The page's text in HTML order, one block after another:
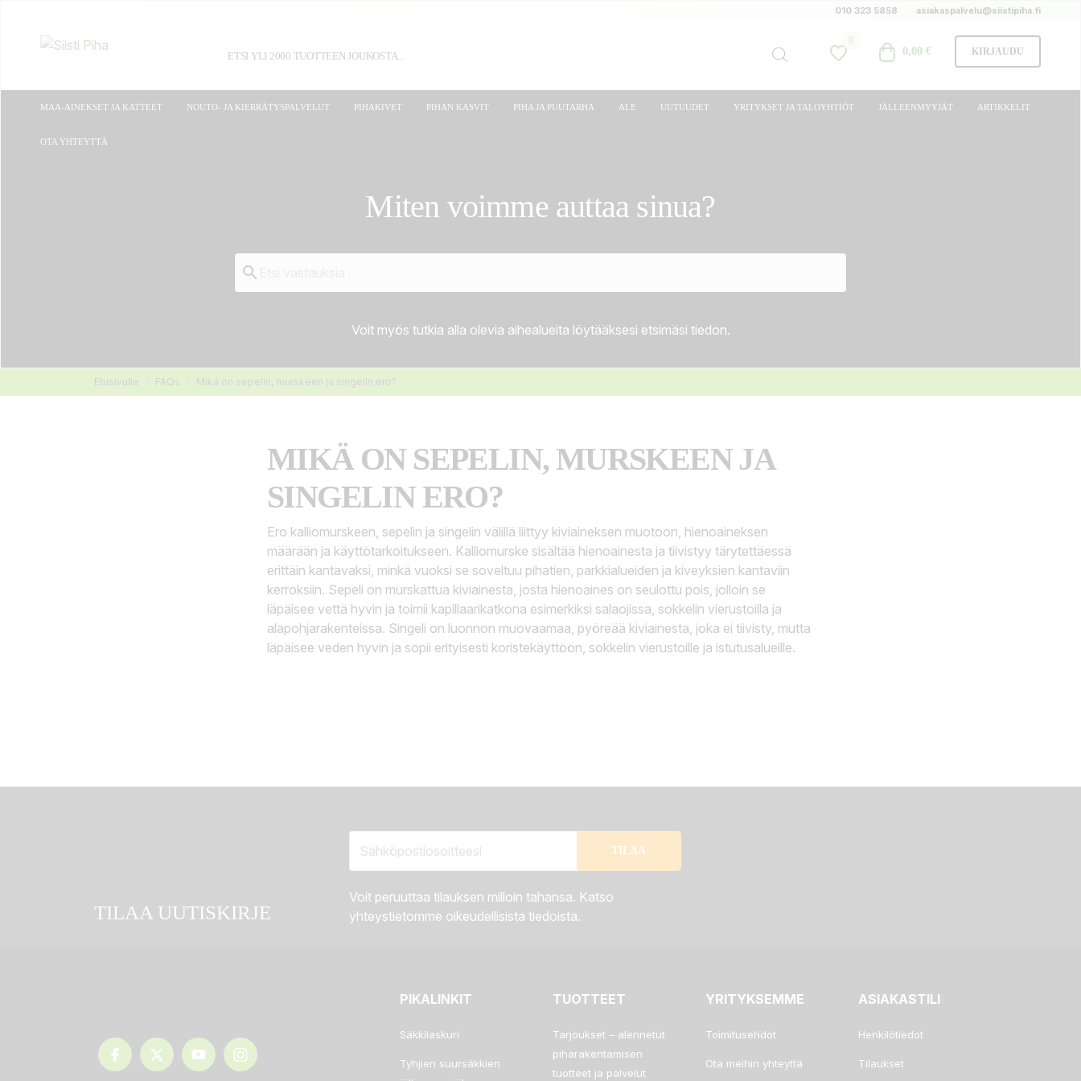
010 323 5858 asiakaspalvelu@siistipiha.fi
0
0,00 € KIRJAUDU
MAA-AINEKSET JA KATTEET NOUTO- JA KIERRÄTYSPALVELUT PIHAKIVET PIHAN KASVIT PIHA JA PUUTARHA ALE UUTUUDET YRITYKSET JA TALOYHTIÖT JÄLLEENMYYJÄT ARTIKKELIT
OTA YHTEYTTÄ
Miten voimme auttaa sinua?

Voit myös tutkia alla olevia aihealueita löytääksesi etsimäsi tiedon.
Etusivulle FAQs Mikä on sepelin, murskeen ja singelin ero?
MIKÄ ON SEPELIN, MURSKEEN JA
SINGELIN ERO?
Ero kalliomurskeen, sepelin ja singelin välillä liittyy kiviaineksen muotoon, hienoaineksen
määrään ja käyttötarkoitukseen. Kalliomurske sisältää hienoainesta ja tiivistyy tärytettäessä
erittäin kantavaksi, minkä vuoksi se soveltuu pihatien, parkkialueiden ja kiveyksien kantaviin
kerroksiin. Sepeli on murskattua kiviainesta, josta hienoaines on seulottu pois, jolloin se
läpäisee vettä hyvin ja toimii kapillaarikatkona esimerkiksi salaojissa, sokkelin vierustoilla ja
alapohjarakenteissa. Singeli on luonnon muovaamaa, pyöreää kiviainesta, joka ei tiivisty, mutta
läpäisee veden hyvin ja sopii erityisesti koristekäyttöön, sokkelin vierustoille ja istutusalueille.
TILAA UUTISKIRJE
Voit peruuttaa tilauksen milloin tahansa. Katso
yhteystietomme oikeudellisista tiedoista.
PIKALINKIT
Säkkilaskuri
Tyhjien suursäkkien
TUOTTEET
Tarjoukset – alennetut
piharakentamisen
tuotteet ja palvelut
YRITYKSEMME
Toimitusehdot
Ota meihin yhteyttä
ASIAKASTILI
Henkilötiedot
Tilaukset